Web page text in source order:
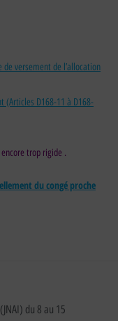
versement de l’allocation
(Articles D168-11 à D168-
trop rigide .
du congé proche
du 8 au 15